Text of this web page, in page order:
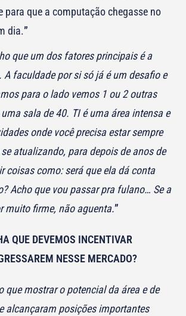
para que a computação chegasse no
dia.”
que um dos fatores principais é a
A faculdade por si só já é um desafio e
para o lado vemos 1 ou 2 outras
sala de 40. TI é uma área intensa e
onde você precisa estar sempre
atualizando, para depois de anos de
coisas como: será que ela dá conta
Acho que vou passar pra fulano… Se a
muito firme, não aguenta.”
QUE DEVEMOS INCENTIVAR
NESSE MERCADO?
que mostrar o potencial da área e de
alcançaram posições importantes